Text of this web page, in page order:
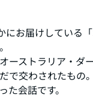
にお届けしている
ーストラリア・ダ
で交わされたもの
た会話です。